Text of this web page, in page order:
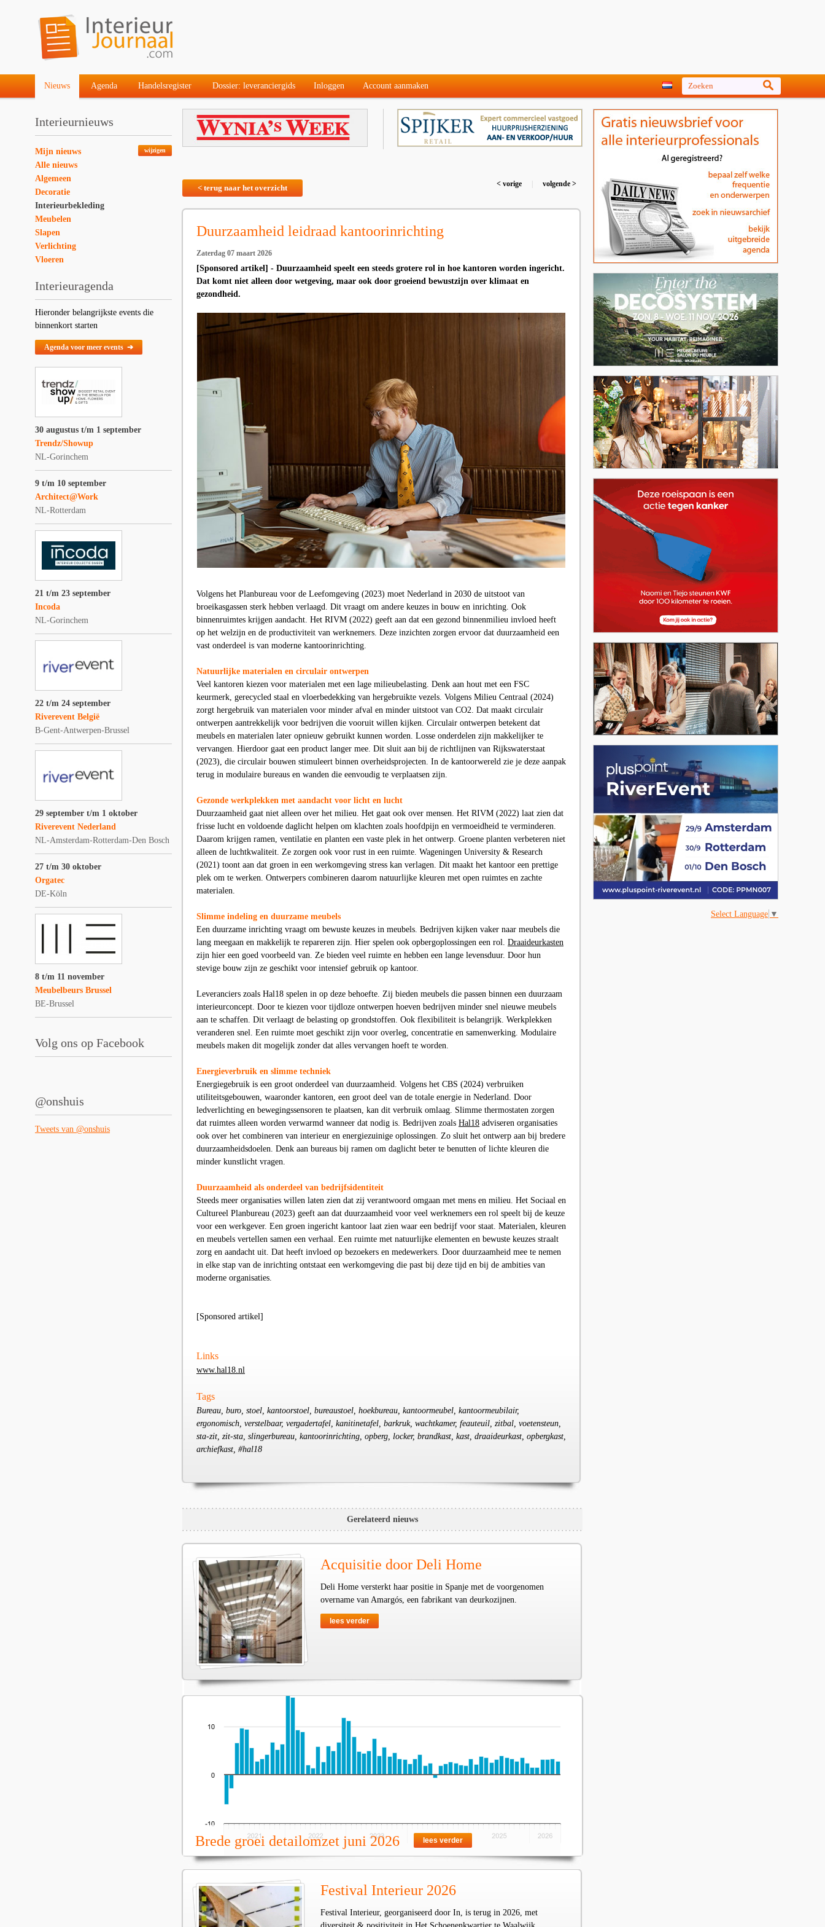
Nieuws Agenda Handelsregister Dossier: leveranciergids Inloggen Account aanmaken
Interieurnieuws
wijzigen
Mijn nieuws
Alle nieuws
Algemeen
Decoratie
Interieurbekleding
Meubelen
Slapen
Verlichting
Vloeren
Interieuragenda
Hieronder belangrijkste events die
binnenkort starten
Agenda voor meer events ➔
30 augustus t/m 1 september
Trendz/Showup
NL-Gorinchem
9 t/m 10 september
Architect@Work
NL-Rotterdam
21 t/m 23 september
Incoda
NL-Gorinchem
22 t/m 24 september
Riverevent België
B-Gent-Antwerpen-Brussel
29 september t/m 1 oktober
Riverevent Nederland
NL-Amsterdam-Rotterdam-Den Bosch
27 t/m 30 oktober
Orgatec
DE-Köln
8 t/m 11 november
Meubelbeurs Brussel
BE-Brussel
Volg ons op Facebook
@onshuis
Tweets van @onshuis
< terug naar het overzicht < vorige volgende >
Duurzaamheid leidraad kantoorinrichting
Zaterdag 07 maart 2026
[Sponsored artikel] - Duurzaamheid speelt een steeds grotere rol in hoe kantoren worden ingericht.
Dat komt niet alleen door wetgeving, maar ook door groeiend bewustzijn over klimaat en
gezondheid.
Volgens het Planbureau voor de Leefomgeving (2023) moet Nederland in 2030 de uitstoot van
broeikasgassen sterk hebben verlaagd. Dit vraagt om andere keuzes in bouw en inrichting. Ook
binnenruimtes krijgen aandacht. Het RIVM (2022) geeft aan dat een gezond binnenmilieu invloed heeft
op het welzijn en de productiviteit van werknemers. Deze inzichten zorgen ervoor dat duurzaamheid een
vast onderdeel is van moderne kantoorinrichting.
Natuurlijke materialen en circulair ontwerpen
Veel kantoren kiezen voor materialen met een lage milieubelasting. Denk aan hout met een FSC
keurmerk, gerecycled staal en vloerbedekking van hergebruikte vezels. Volgens Milieu Centraal (2024)
zorgt hergebruik van materialen voor minder afval en minder uitstoot van CO2. Dat maakt circulair
ontwerpen aantrekkelijk voor bedrijven die vooruit willen kijken. Circulair ontwerpen betekent dat
meubels en materialen later opnieuw gebruikt kunnen worden. Losse onderdelen zijn makkelijker te
vervangen. Hierdoor gaat een product langer mee. Dit sluit aan bij de richtlijnen van Rijkswaterstaat
(2023), die circulair bouwen stimuleert binnen overheidsprojecten. In de kantoorwereld zie je deze aanpak
terug in modulaire bureaus en wanden die eenvoudig te verplaatsen zijn.
Gezonde werkplekken met aandacht voor licht en lucht
Duurzaamheid gaat niet alleen over het milieu. Het gaat ook over mensen. Het RIVM (2022) laat zien dat
frisse lucht en voldoende daglicht helpen om klachten zoals hoofdpijn en vermoeidheid te verminderen.
Daarom krijgen ramen, ventilatie en planten een vaste plek in het ontwerp. Groene planten verbeteren niet
alleen de luchtkwaliteit. Ze zorgen ook voor rust in een ruimte. Wageningen University & Research
(2021) toont aan dat groen in een werkomgeving stress kan verlagen. Dit maakt het kantoor een prettige
plek om te werken. Ontwerpers combineren daarom natuurlijke kleuren met open ruimtes en zachte
materialen.
Slimme indeling en duurzame meubels
Een duurzame inrichting vraagt om bewuste keuzes in meubels. Bedrijven kijken vaker naar meubels die
lang meegaan en makkelijk te repareren zijn. Hier spelen ook opbergoplossingen een rol. Draaideurkasten
zijn hier een goed voorbeeld van. Ze bieden veel ruimte en hebben een lange levensduur. Door hun
stevige bouw zijn ze geschikt voor intensief gebruik op kantoor.
Leveranciers zoals Hal18 spelen in op deze behoefte. Zij bieden meubels die passen binnen een duurzaam
interieurconcept. Door te kiezen voor tijdloze ontwerpen hoeven bedrijven minder snel nieuwe meubels
aan te schaffen. Dit verlaagt de belasting op grondstoffen. Ook flexibiliteit is belangrijk. Werkplekken
veranderen snel. Een ruimte moet geschikt zijn voor overleg, concentratie en samenwerking. Modulaire
meubels maken dit mogelijk zonder dat alles vervangen hoeft te worden.
Energieverbruik en slimme techniek
Energiegebruik is een groot onderdeel van duurzaamheid. Volgens het CBS (2024) verbruiken
utiliteitsgebouwen, waaronder kantoren, een groot deel van de totale energie in Nederland. Door
ledverlichting en bewegingssensoren te plaatsen, kan dit verbruik omlaag. Slimme thermostaten zorgen
dat ruimtes alleen worden verwarmd wanneer dat nodig is. Bedrijven zoals Hal18 adviseren organisaties
ook over het combineren van interieur en energiezuinige oplossingen. Zo sluit het ontwerp aan bij bredere
duurzaamheidsdoelen. Denk aan bureaus bij ramen om daglicht beter te benutten of lichte kleuren die
minder kunstlicht vragen.
Duurzaamheid als onderdeel van bedrijfsidentiteit
Steeds meer organisaties willen laten zien dat zij verantwoord omgaan met mens en milieu. Het Sociaal en
Cultureel Planbureau (2023) geeft aan dat duurzaamheid voor veel werknemers een rol speelt bij de keuze
voor een werkgever. Een groen ingericht kantoor laat zien waar een bedrijf voor staat. Materialen, kleuren
en meubels vertellen samen een verhaal. Een ruimte met natuurlijke elementen en bewuste keuzes straalt
zorg en aandacht uit. Dat heeft invloed op bezoekers en medewerkers. Door duurzaamheid mee te nemen
in elke stap van de inrichting ontstaat een werkomgeving die past bij deze tijd en bij de ambities van
moderne organisaties.
[Sponsored artikel]
Links
www.hal18.nl
Tags
Bureau, buro, stoel, kantoorstoel, bureaustoel, hoekbureau, kantoormeubel, kantoormeubilair,
ergonomisch, verstelbaar, vergadertafel, kanitinetafel, barkruk, wachtkamer, feauteuil, zitbal, voetensteun,
sta-zit, zit-sta, slingerbureau, kantoorinrichting, opberg, locker, brandkast, kast, draaideurkast, opbergkast,
archiefkast, #hal18
Gerelateerd nieuws
Acquisitie door Deli Home
Deli Home versterkt haar positie in Spanje met de voorgenomen
overname van Amargós, een fabrikant van deurkozijnen.
lees verder
Brede groei detailomzet juni 2026 lees verder
Festival Interieur 2026
Festival Interieur, georganiseerd door In, is terug in 2026, met
Select Language ▼